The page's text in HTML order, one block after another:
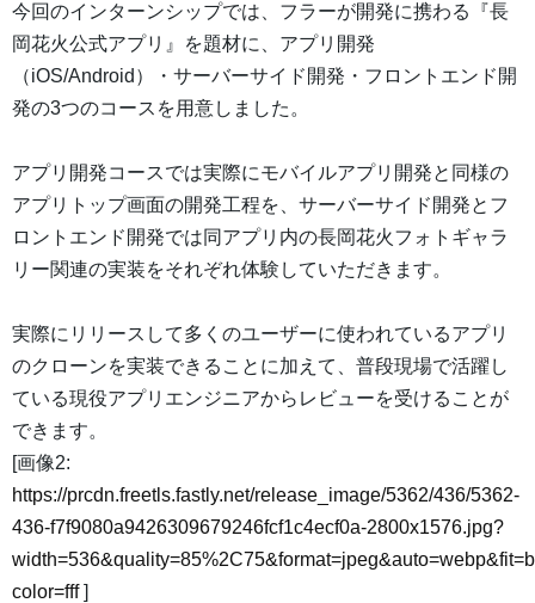
今回のインターンシップでは、フラーが開発に携わる『長
岡花火公式アプリ』を題材に、アプリ開発
（iOS/Android）・サーバーサイド開発・フロントエンド開
発の3つのコースを用意しました。
アプリ開発コースでは実際にモバイルアプリ開発と同様の
アプリトップ画面の開発工程を、サーバーサイド開発とフ
ロントエンド開発では同アプリ内の長岡花火フォトギャラ
リー関連の実装をそれぞれ体験していただきます。
実際にリリースして多くのユーザーに使われているアプリ
のクローンを実装できることに加えて、普段現場で活躍し
ている現役アプリエンジニアからレビューを受けることが
できます。
[画像2:
https://prcdn.freetls.fastly.net/release_image/5362/436/5362-
436-f7f9080a9426309679246fcf1c4ecf0a-2800x1576.jpg?
color=fff]